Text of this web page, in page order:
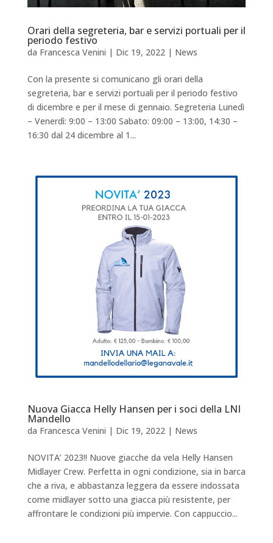
Orari della segreteria, bar e servizi portuali per il
periodo festivo
da Francesca Venini | Dic 19, 2022| News
Con la presente si comunicano gli orari della
segreteria, bar e servizi portuali per il periodo festivo
di dicembre e per il mese di gennaio. Segreteria Lunedì
– Venerdì: 9:00 – 13:00 Sabato: 09:00 – 13:00, 14:30 –
16:30 dal 24 dicembre al 1...
Nuova Giacca Helly Hansen per i soci della LNI
Mandello
da Francesca Venini | Dic 19, 2022| News
NOVITA’ 2023!! Nuove giacche da vela Helly Hansen
Midlayer Crew. Perfetta in ogni condizione, sia in barca
che a riva, e abbastanza leggera da essere indossata
come midlayer sotto una giacca più resistente, per
affrontare le condizioni più impervie. Con cappuccio...